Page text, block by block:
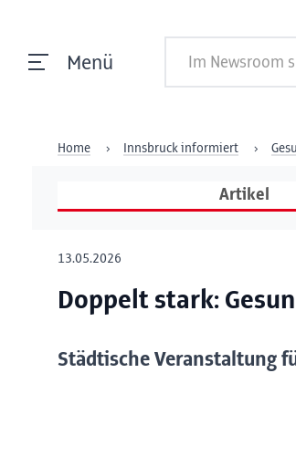
Menü
Home Innsbruck informiert
Artikel
13.05.2026
Doppelt stark:
Städtische Veranstaltung